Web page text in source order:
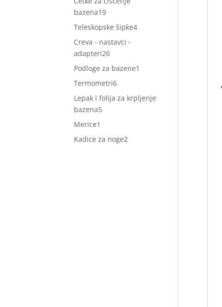
bazena1919
proizvoda
Teleskopske šipke44
Creva - nastavci -
adapteri2626
proizvoda
Podloge za bazene1
Termometri66
proizvoda
Lepak i folija za krpljenje
bazena55
Merice1
proizvod
Kadice za noge2